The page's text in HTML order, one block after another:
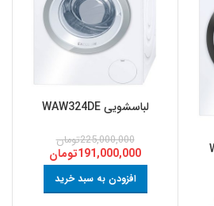
لباسشویی WAW324DE
225,000,000تومان
191,000,000تومان
افزودن به سبد خرید